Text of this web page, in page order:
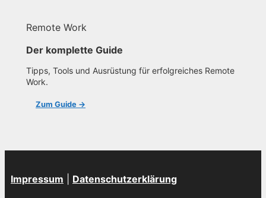
Remote Work
Der komplette Guide
Tipps, Tools und Ausrüstung für erfolgreiches Remote
Work.
Zum Guide →
Impressum
Datenschutzerklärung